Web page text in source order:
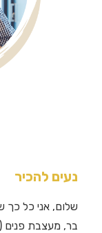
נעים להכיר
שלום, אני כל כך